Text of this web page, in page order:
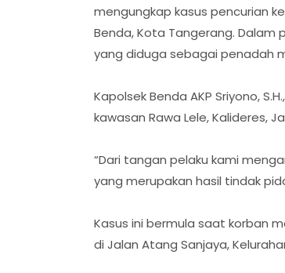
mengungkap kasus pencurian
Benda, Kota Tangerang. Dalam
yang diduga sebagai penadah
Kapolsek Benda AKP Sriyono,
kawasan Rawa Lele, Kalideres,
“Dari tangan pelaku kami
yang merupakan hasil tindak
Kasus ini bermula saat korban
di Jalan Atang Sanjaya,